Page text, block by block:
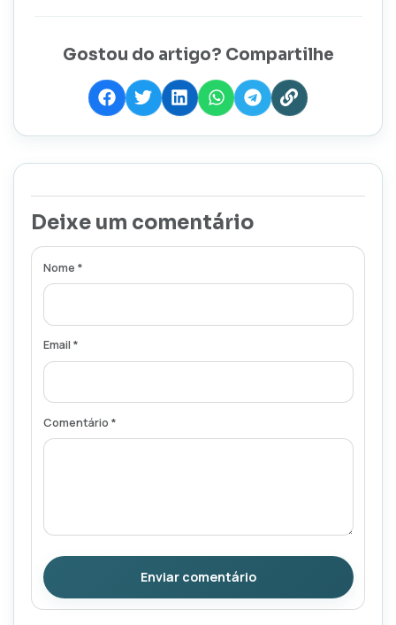
Gostou do artigo? Compartilhe
Deixe um comentário
Nome *
Email *
Comentário *
Enviar comentário